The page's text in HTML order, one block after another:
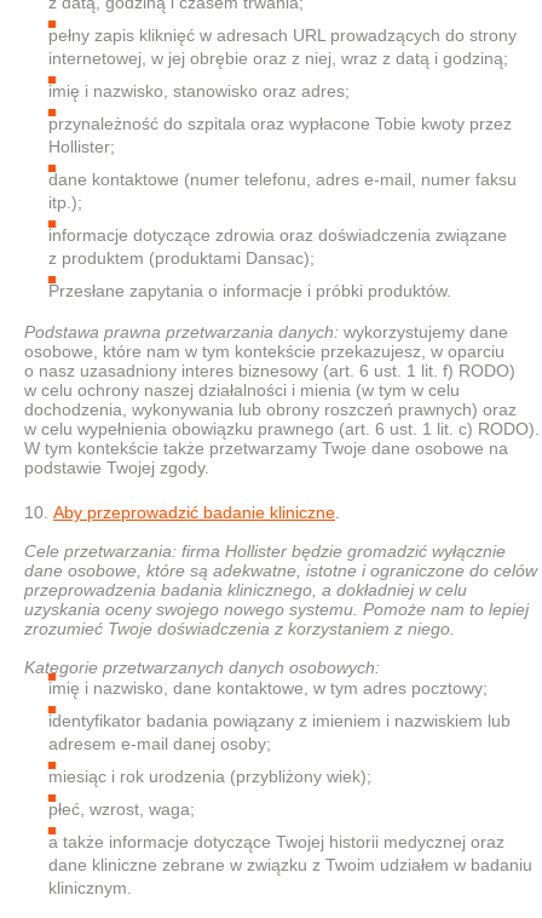
pełny zapis kliknięć w adresach URL prowadzących do strony
internetowej, w jej obrębie oraz z niej, wraz z datą i godziną;
imię i nazwisko, stanowisko oraz adres;
przynależność do szpitala oraz wypłacone Tobie kwoty przez
Hollister;
dane kontaktowe (numer telefonu, adres e-mail, numer faksu
itp.);
informacje dotyczące zdrowia oraz doświadczenia związane
z produktem (produktami Dansac);
Przesłane zapytania o informacje i próbki produktów.
Podstawa prawna przetwarzania danych: wykorzystujemy dane
osobowe, które nam w tym kontekście przekazujesz, w oparciu
o nasz uzasadniony interes biznesowy (art. 6 ust. 1 lit. f) RODO)
w celu ochrony naszej działalności i mienia (w tym w celu
dochodzenia, wykonywania lub obrony roszczeń prawnych) oraz
w celu wypełnienia obowiązku prawnego (art. 6 ust. 1 lit. c) RODO).
W tym kontekście także przetwarzamy Twoje dane osobowe na
podstawie Twojej zgody.
Aby przeprowadzić badanie kliniczne
Cele przetwarzania: firma Hollister będzie gromadzić wyłącznie
dane osobowe, które są adekwatne, istotne i ograniczone do celów
przeprowadzenia badania klinicznego, a dokładniej w celu
uzyskania oceny swojego nowego systemu. Pomoże nam to lepiej
zrozumieć Twoje doświadczenia z korzystaniem z niego.
Kategorie przetwarzanych danych osobowych:
imię i nazwisko, dane kontaktowe, w tym adres pocztowy;
identyfikator badania powiązany z imieniem i nazwiskiem lub
adresem e-mail danej osoby;
miesiąc i rok urodzenia (przybliżony wiek);
płeć, wzrost, waga;
a także informacje dotyczące Twojej historii medycznej oraz
dane kliniczne zebrane w związku z Twoim udziałem w badaniu
klinicznym.